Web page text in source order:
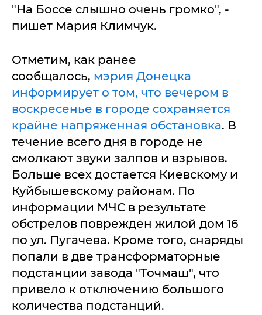
"На Боссе слышно очень громко", -
пишет Мария Климчук.
Отметим, как ранее
сообщалось, мэрия Донецка
информирует о том, что вечером в
воскресенье в городе сохраняется
крайне напряженная обстановка. В
течение всего дня в городе не
смолкают звуки залпов и взрывов.
Больше всех достается Киевскому и
Куйбышевскому районам. По
информации МЧС в результате
обстрелов поврежден жилой дом 16
по ул. Пугачева. Кроме того, снаряды
попали в две трансформаторные
подстанции завода "Точмаш", что
привело к отключению большого
количества подстанций.